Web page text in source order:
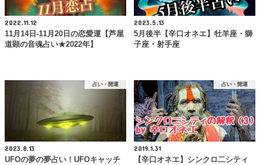
2022.11.12
11月14日-11月20日の恋愛運【芦屋
道顕の音魂占い★2022年】
2023.5.13
5月後半【辛口オネエ】牡羊座・獅
子座・射手座
占い・開運
2023.8.13
UFOの夢の夢占い！UFOキャッチ
占い・開運
2019.1.31
【辛口オネエ】シンクロ二シティ